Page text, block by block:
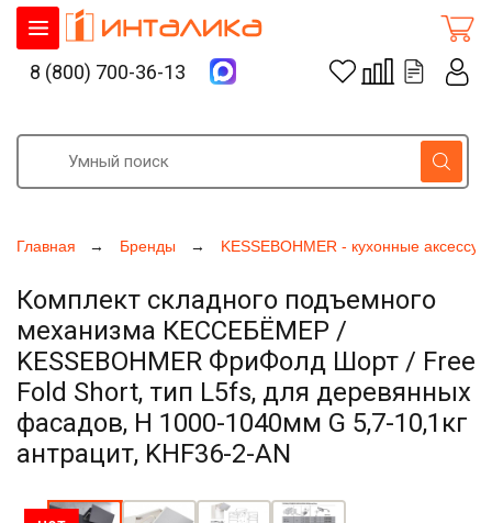
Главная Бренды KESSEBOHMER - кухонные
Комплект складного подъемного
механизма КЕССЕБЁМЕР /
KESSEBOHMER ФриФолд Шорт / Free
Fold Short, тип L5fs, для деревянных
фасадов, H 1000-1040мм G 5,7-10,1кг
антрацит, KHF36-2-AN
8 (800) 700-36-13